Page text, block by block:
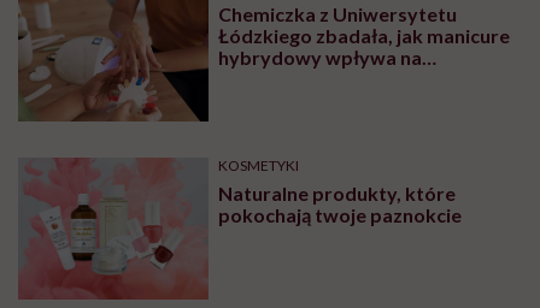
Chemiczka z Uniwersytetu
Łódzkiego zbadała, jak manicure
hybrydowy wpływa na
KOSMETYKI
Naturalne produkty, które
pokochają twoje paznokcie